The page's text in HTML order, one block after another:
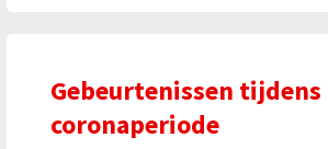
Gebeurtenissen tijdens
coronaperiode